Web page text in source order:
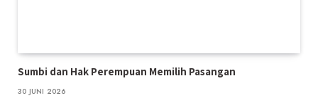
Sumbi dan Hak Perempuan Memilih Pasangan
30 JUNI 2026